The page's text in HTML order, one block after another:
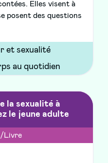
Elles visent à
posent des questions
la sexualité à
le jeune adulte
Livre